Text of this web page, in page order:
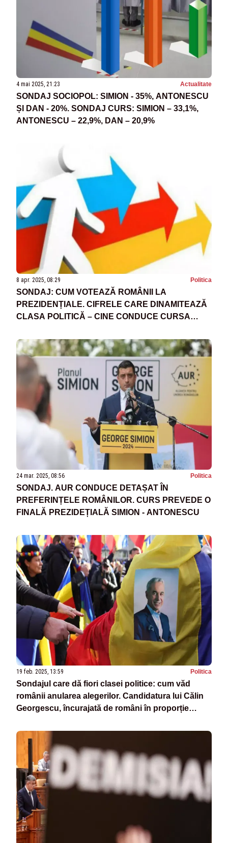
4 mai 2025, 21:23 Actualitate
SONDAJ SOCIOPOL: SIMION - 35%, ANTONESCU
ȘI DAN - 20%. SONDAJ CURS: SIMION – 33,1%,
ANTONESCU – 22,9%, DAN – 20,9%
8 apr. 2025, 08:29 Politica
SONDAJ: CUM VOTEAZĂ ROMÂNII LA
PREZIDENȚIALE. CIFRELE CARE DINAMITEAZĂ
CLASA POLITICĂ – CINE CONDUCE CURSA
24 mar. 2025, 08:56 Politica
SONDAJ. AUR CONDUCE DETAȘAT ÎN
PREFERINȚELE ROMÂNILOR. CURS PREVEDE O
FINALĂ PREZIDEȚIALĂ SIMION - ANTONESCU
19 feb. 2025, 13:59 Politica
Sondajul care dă fiori clasei politice: cum văd
românii anularea alegerilor. Candidatura lui Călin
Georgescu, încurajată de români în proporție